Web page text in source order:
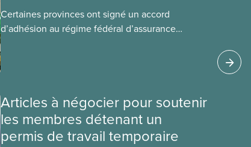
Certaines provinces ont signé un accord
d’adhésion au régime fédéral d’assurance
Articles à négocier pour soutenir
les membres détenant un
permis de travail temporaire